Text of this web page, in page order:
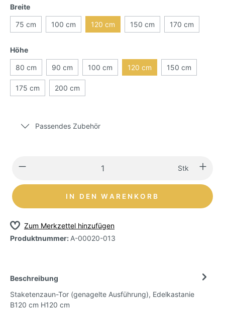
Breite
75 cm 100 cm 120 cm 150 cm 170 cm
Höhe
80 cm 90 cm 100 cm 120 cm 150 cm
175 cm 200 cm
Passendes Zubehör
Stk
IN DEN WARENKORB
Zum Merkzettel hinzufügen
Produktnummer:A-00020-013
Beschreibung
Staketenzaun-Tor (genagelte Ausführung), Edelkastanie
B120 cm H120 cm